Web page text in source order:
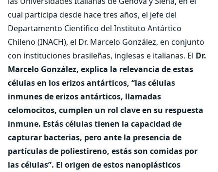
cual participa desde hace tres años, el jefe del
Departamento Científico del Instituto Antártico
Chileno (INACH), el Dr. Marcelo González, en conjunto
con instituciones brasileñas, inglesas e italianas. El Dr.
Marcelo González, explica la relevancia de estas
células en los erizos antárticos, “las células
inmunes de erizos antárticos, llamadas
celomocitos, cumplen un rol clave en su respuesta
inmune. Estás células tienen la capacidad de
capturar bacterias, pero ante la presencia de
partículas de poliestireno, estás son comidas por
las células”. El origen de estos nanoplásticos